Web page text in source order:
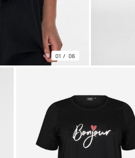
01 06